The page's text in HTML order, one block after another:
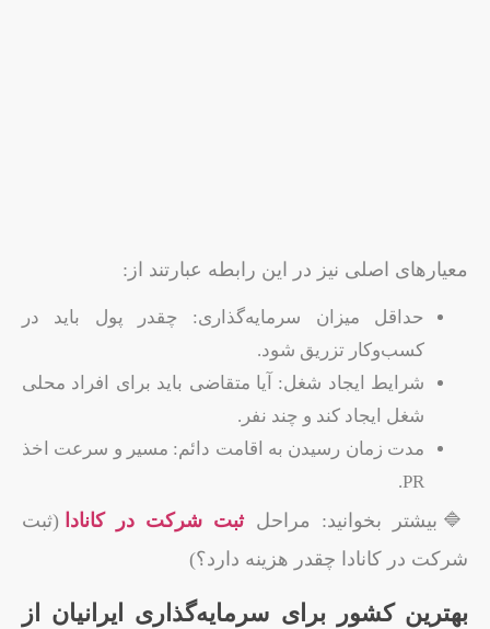
معیارهای اصلی نیز در این رابطه عبارتند از:
حداقل میزان سرمایه‌گذاری: چقدر پول باید در
کسب‌وکار تزریق شود.
شرایط ایجاد شغل: آیا متقاضی باید برای افراد محلی
شغل ایجاد کند و چند نفر.
مدت زمان رسیدن به اقامت دائم: مسیر و سرعت اخذ
PR.
🔷بیشتر بخوانید: مراحلثبت شرکت در کانادا (ثبت
شرکت در کانادا چقدر هزینه دارد؟)
بهترین کشور برای سرمایه‌گذاری ایرانیان از